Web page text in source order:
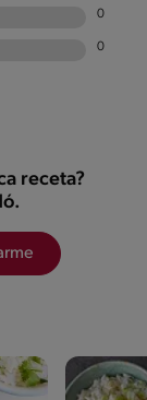
0
0
receta?